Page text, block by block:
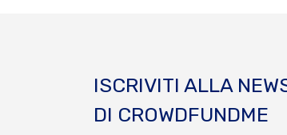
ISCRIVITI ALLA
DI CROWDFUNDME